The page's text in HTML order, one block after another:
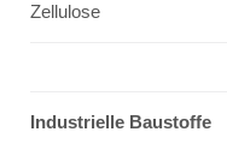
Zellulose
Industrielle Baustoffe